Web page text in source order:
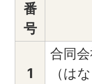
番
号
1
合同
（は